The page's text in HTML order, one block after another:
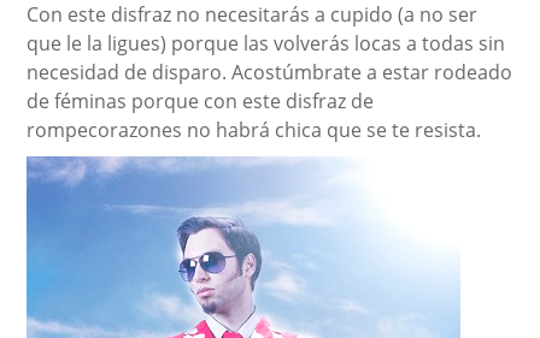
Con este disfraz no necesitarás a cupido (a no ser
que le la ligues) porque las volverás locas a todas sin
necesidad de disparo. Acostúmbrate a estar rodeado
de féminas porque con este disfraz de
rompecorazones no habrá chica que se te resista.